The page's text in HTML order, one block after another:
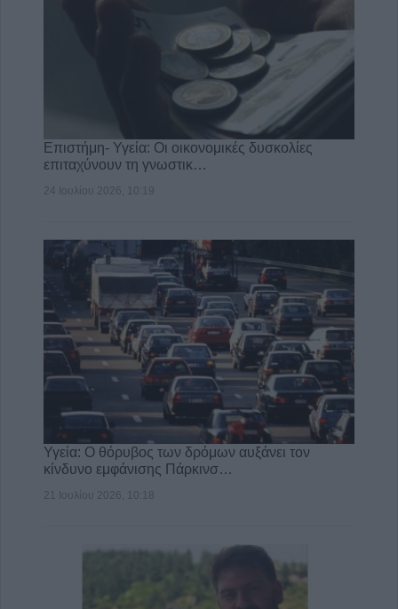
Επιστήμη- Υγεία: Οι οικονομικές δυσκολίες
επιταχύνουν τη γνωστικ…
24 Ιουλίου 2026, 10:19
Υγεία: Ο θόρυβος των δρόμων αυξάνει τον
κίνδυνο εμφάνισης Πάρκινσ…
21 Ιουλίου 2026, 10:18